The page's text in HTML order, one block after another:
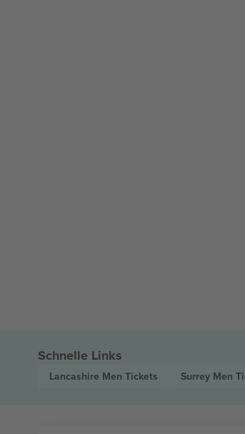
Schnelle Links
Lancashire Men Tickets Surrey Men